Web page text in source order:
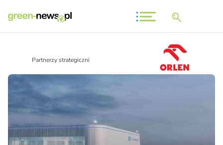
Partnerzy strategiczni